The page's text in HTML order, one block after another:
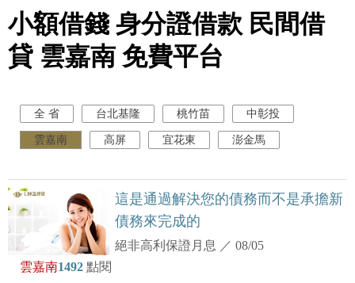
小額借錢 身分證借款 民間借
貸 雲嘉南 免費平台
全 省 台北基隆 桃竹苗 中彰投
雲嘉南 高屏 宜花東 澎金馬
這是通過解決您的債務而不是承擔新
債務來完成的
絕非高利保證月息 ／08/05
雲嘉南1492 點閱